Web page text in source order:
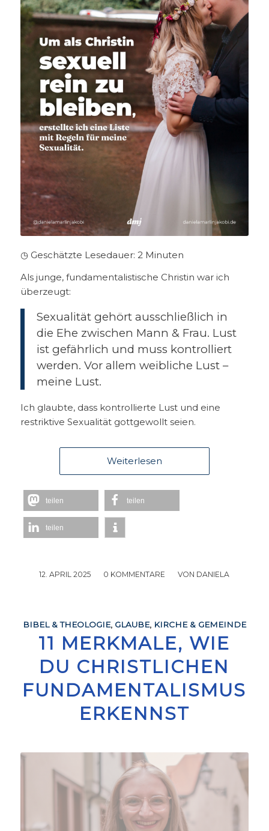
◷ Geschätzte Lesedauer: 2 Minuten
Als junge, fundamentalistische Christin war ich
überzeugt:
Sexualität gehört ausschließlich in
die Ehe zwischen Mann & Frau. Lust
ist gefährlich und muss kontrolliert
werden. Vor allem weibliche Lust –
meine Lust.
Ich glaubte, dass kontrollierte Lust und eine
restriktive Sexualität gottgewollt seien.
Weiterlesen
teilen teilen
teilen
12. APRIL 2025
/ 0 KOMMENTARE
/ VON DANIELA
BIBEL & THEOLOGIE, GLAUBE, KIRCHE & GEMEINDE
11 MERKMALE, WIE
DU CHRISTLICHEN
FUNDAMENTALISMUS
ERKENNST